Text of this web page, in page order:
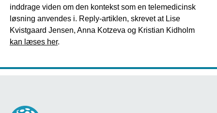
inddrage viden om den kontekst som en telemedicinsk
løsning anvendes i. Reply-artiklen, skrevet at Lise
Kvistgaard Jensen, Anna Kotzeva og Kristian Kidholm
kan læses her.